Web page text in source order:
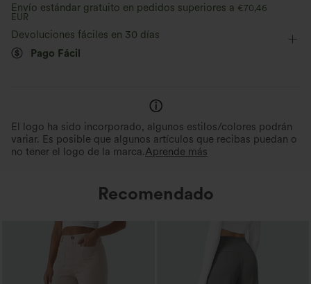
Envío estándar gratuito en pedidos superiores a €70,46
EUR
Devoluciones fáciles en 30 días
Pago Fácil
El logo ha sido incorporado, algunos estilos/colores podrán
variar. Es posible que algunos artículos que recibas puedan o
no tener el logo de la marca.Aprende más
Recomendado